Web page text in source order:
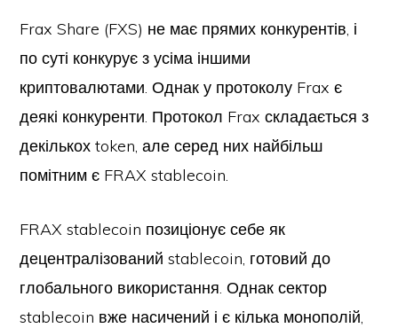
Frax Share (FXS) не має прямих конкурентів, і
по суті конкурує з усіма іншими
криптовалютами. Однак у протоколу Frax є
деякі конкуренти. Протокол Frax складається з
декількох token, але серед них найбільш
помітним є FRAX stablecoin.
FRAX stablecoin позиціонує себе як
децентралізований stablecoin, готовий до
глобального використання. Однак сектор
stablecoin вже насичений і є кілька монополій,